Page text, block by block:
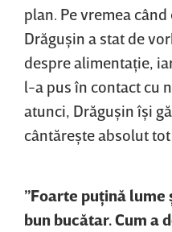
plan. Pe vremea
Drăguşin a stat de
despre alimentaţie,
l-a pus în contact cu
atunci, Drăguşin îşi
cântăreşte absolut tot
”Foarte puţină lume
bun bucătar. Cum a